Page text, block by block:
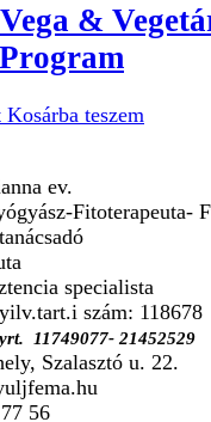
&
Kosárba teszem
ev.
Fitoterapeuta-
specialista
szám: 118678
11749077- 21452529
Szalasztó u. 22.
56